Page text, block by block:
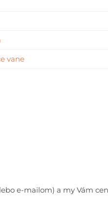
vane
e-mailom) a my Vám